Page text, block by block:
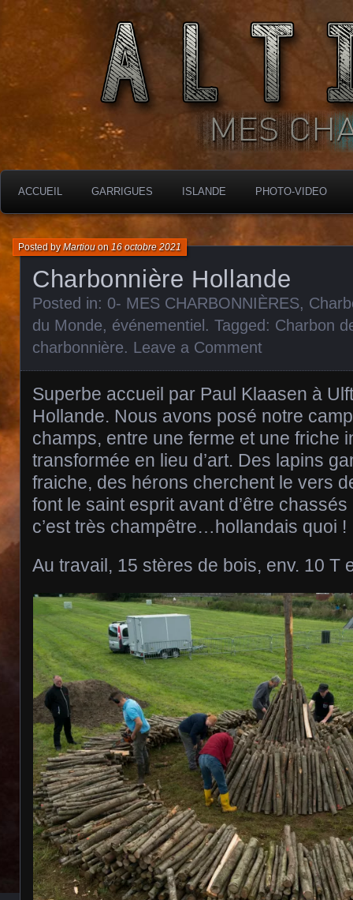
ALTIMARA
MES CHARBONNIÈRES
ACCUEIL GARRIGUES ISLANDE PHOTO-VIDEO
Charbonnière Hollande
Posted byMartiouon16 octobre 2021
Posted in: 0- MES CHARBONNIÈRES,
du Monde, événementiel . Tagged: Charbon
charbonnière. Leave a Comment
Superbe accueil par Paul Klaasen à
Hollande. Nous avons posé notre
champs, entre une ferme et une friche
transformée en lieu d’art. Des lapins
fraiche, des hérons cherchent le vers
font le saint esprit avant d’être
c’est très champêtre…hollandais quoi !
Au travail, 15 stères de bois, env. 10 T